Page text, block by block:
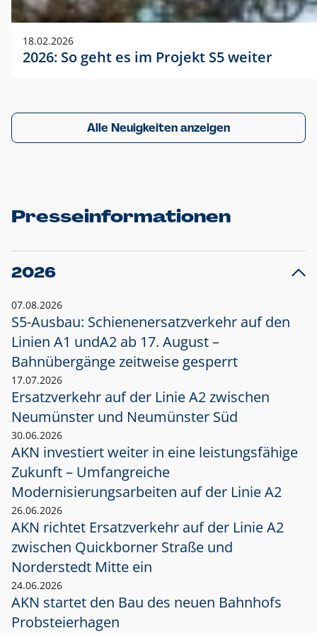
18.02.2026
2026: So geht es im Projekt S5 weiter
Alle Neuigkeiten anzeigen
Presseinformationen
2026
07.08.2026
S5-Ausbau: Schienenersatzverkehr auf den
Linien A1 undA2 ab 17. August –
Bahnübergänge zeitweise gesperrt
17.07.2026
Ersatzverkehr auf der Linie A2 zwischen
Neumünster und Neumünster Süd
30.06.2026
AKN investiert weiter in eine leistungsfähige
Zukunft – Umfangreiche
Modernisierungsarbeiten auf der Linie A2
26.06.2026
AKN richtet Ersatzverkehr auf der Linie A2
zwischen Quickborner Straße und
Norderstedt Mitte ein
24.06.2026
AKN startet den Bau des neuen Bahnhofs
Probsteierhagen